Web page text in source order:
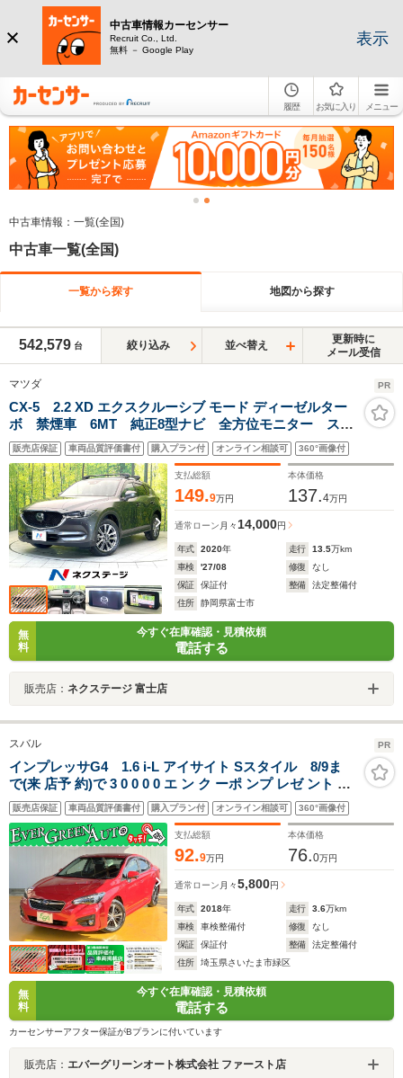
中古車情報カーセンサー
Recruit Co., Ltd.
無料 － Google Play
表示
履歴 お気に入り メニュー
中古車情報：一覧(全国)
中古車一覧(全国)
一覧から探す 地図から探す
542,579 台 絞り込み 並べ替え
更新時に
メール受信
マツダ PR
CX-5 2.2 XD エクスクルーシブ モード ディーゼルター
ボ 禁煙車 6MT 純正8型ナビ 全方位モニター スマ
ートシティブレーキ レーダークルーズ BOSEサウン
ド シートヒーター ベンチレーション ETC ドラレ
コ ステアリングヒーター LEDヘッド
販売店保証 車両品質評価書付 購入プラン付 オンライン相談可 360°画像付
支払総額
149.9万円
本体価格
137.4万円
通常ローン 月々14,000円
年式 2020年 走行 13.5万km
車検
'27/08 修復
なし
保証
保証付 整備
法定整備付
住所
静岡県富士市
無
料
今すぐ在庫確認・見積依頼
電話する
販売店： ネクステージ 富士店
スバル PR
インプレッサG4 1.6 i-L アイサイト Sスタイル 8/9ま
で(来 店予 約)で 3 0 0 0 0 エ ン ク ーポ ンプ レゼ ント 禁
煙車 アイサイトVer3 純正SDナビ プッシュスタート サイ
ド/バックカメラ ブラインドスポットモニター パドルシフ
ト 電動パーキング
販売店保証 車両品質評価書付 購入プラン付 オンライン相談可 360°画像付
支払総額
92.9万円
本体価格
76.0万円
通常ローン 月々5,800円
年式 2018年 走行 3.6万km
車検
車検整備付 修復
なし
保証
保証付 整備
法定整備付
住所
埼玉県さいたま市緑区
無
料
今すぐ在庫確認・見積依頼
電話する
カーセンサーアフター保証がBプランに付いています
販売店： エバーグリーンオート株式会社 ファースト店